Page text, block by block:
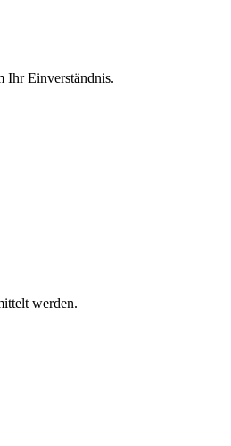
Ihr Einverständnis.
werden.